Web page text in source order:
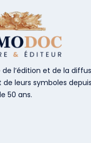
l’édition et de la
de leurs symboles
50 ans.